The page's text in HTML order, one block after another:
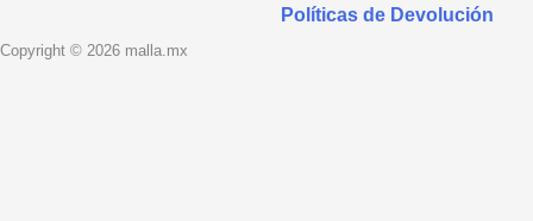
Políticas de Devolución
Copyright © 2026 malla.mx